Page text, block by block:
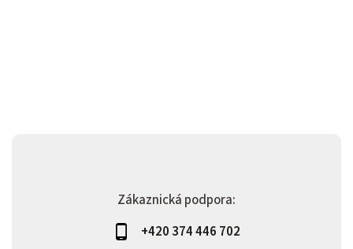
Zákaznická podpora:
+420 374 446 702